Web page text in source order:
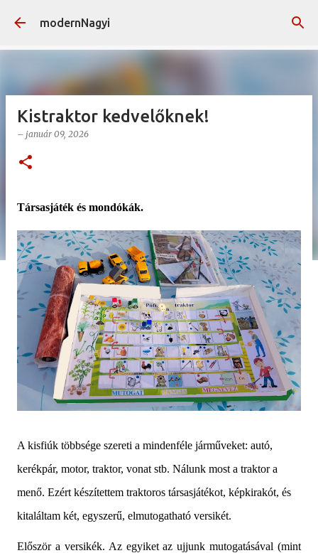
Ugrás a fő tartalomra
modernNagyi
Kistraktor kedvelőknek!
– január 09, 2026
Társasjáték és mondókák.
A kisfiúk többsége szereti a mindenféle járműveket: autó,
kerékpár, motor, traktor, vonat stb. Nálunk most a traktor a
menő. Ezért készítettem traktoros társasjátékot, képkirakót, és
kitaláltam két, egyszerű, elmutogatható versikét.
Először a versikék. Az egyiket az ujjunk mutogatásával (mint